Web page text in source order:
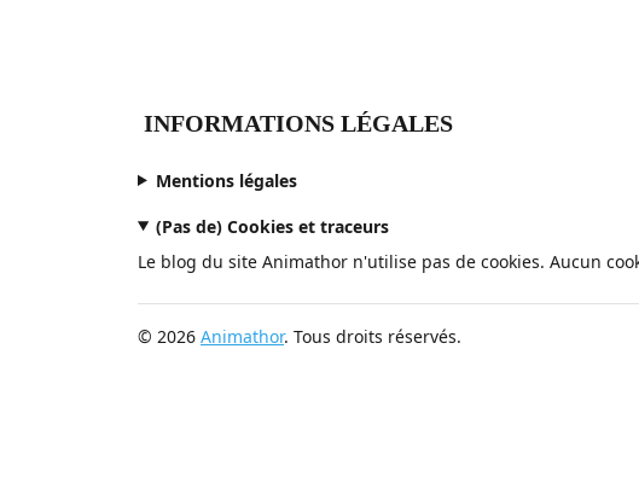
INFORMATIONS LÉGALES
Mentions légales
(Pas de) Cookies et traceurs
Le blog du site Animathor n'utilise pas de cookies. Aucun
© 2026 Animathor. Tous droits réservés.